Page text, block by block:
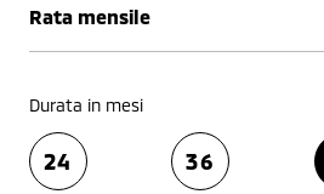
Rata mensile
Durata in mesi
24 36